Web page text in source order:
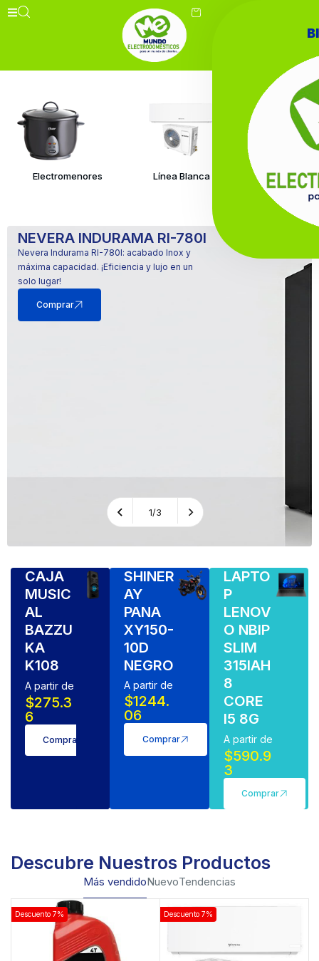
Electromenores Línea Blanca Línea Café
NEVERA INDURAMA RI-780I
Nevera Indurama RI-780I: acabado Inox y
máxima capacidad. ¡Eficiencia y lujo en un
solo lugar!
Comprar
MOTOCICLETA SHINERAY
Shineray S600: tecnología eléctrica en un
rojo vibrante. ¡Olvídate de la gasolina hoy
mismo!
Comprar
LAVADORA DIGITAL ELECTROLUX
Electrolux 18K: potencia digital y máxima
eficiencia. ¡Tus cobijas y ropa pesada
impecables!
Comprar
1/3
CAJA
MUSIC
AL
BAZZU
KA
K108
A partir de
$275.3
6
Comprar
SHINER
AY
PANA
XY150-
10D
NEGRO
A partir de​
$1244.
06
Comprar
LAPTO
P
LENOV
O NBIP
SLIM
315IAH
8
CORE
I5 8G
A partir de​
$590.9
3
Comprar
Descubre Nuestros Productos
Más vendidoNuevoTendencias
Descuento 7% Descuento 7%